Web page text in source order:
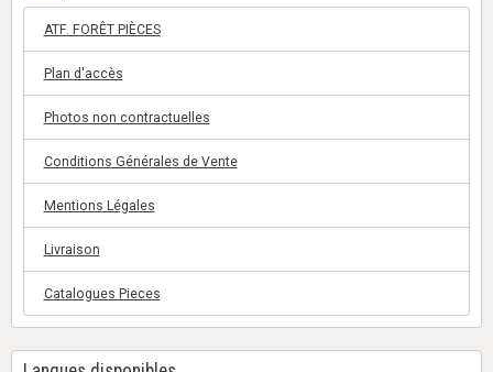
ATF. FORÊT PIÈCES
Plan d'accès
Photos non contractuelles
Conditions Générales de Vente
Mentions Légales
Livraison
Catalogues Pieces